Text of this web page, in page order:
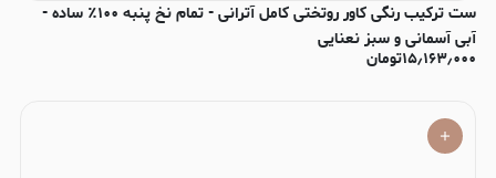
ست ترکیب رنگی کاور روتختی کامل آترانی - تمام نخ پنبه ۱۰۰٪ ساده -
آبی آسمانی و سبز نعنایی
۱۵٫۱۶۳٫۰۰۰تومان